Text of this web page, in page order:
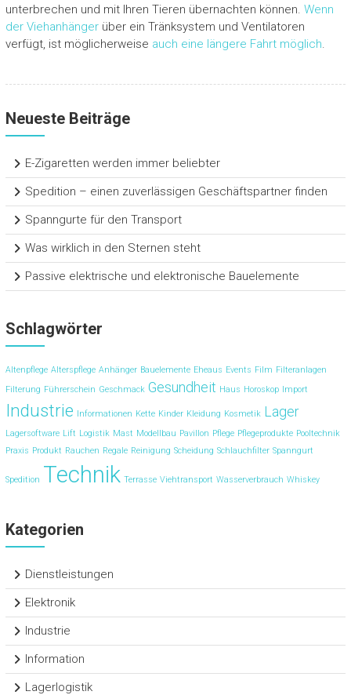
unterbrechen und mit Ihren Tieren übernachten können. Wenn
der Viehanhängerüber ein Tränksystem und Ventilatoren
verfügt, ist möglicherweise auch eine längere Fahrt möglich.
Neueste Beiträge
E-Zigaretten werden immer beliebter
Spedition – einen zuverlässigen Geschäftspartner finden
Spanngurte für den Transport
Was wirklich in den Sternen steht
Passive elektrische und elektronische Bauelemente
Schlagwörter
Altenpflege Alterspflege Anhänger Bauelemente Eheaus Events Film Filteranlagen
Filterung Führerschein Geschmack Gesundheit Haus Horoskop Import
Industrie Informationen Kette Kinder Kleidung Kosmetik Lager
Lagersoftware Lift Logistik Mast Modellbau Pavillon Pflege Pflegeprodukte Pooltechnik
Praxis Produkt Rauchen Regale Reinigung Scheidung Schlauchfilter Spanngurt
Spedition Technik Terrasse Viehtransport Wasserverbrauch Whiskey
Kategorien
Dienstleistungen
Elektronik
Industrie
Information
Lagerlogistik